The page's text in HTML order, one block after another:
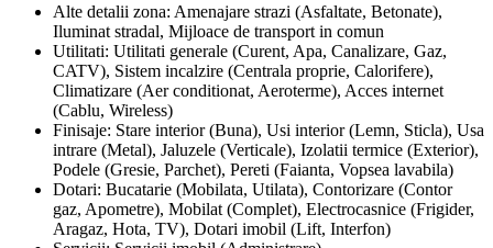
Alte detalii zona: Amenajare strazi (Asfaltate, Betonate),
Iluminat stradal, Mijloace de transport in comun
Utilitati: Utilitati generale (Curent, Apa, Canalizare, Gaz,
CATV), Sistem incalzire (Centrala proprie, Calorifere),
Climatizare (Aer conditionat, Aeroterme), Acces internet
(Cablu, Wireless)
Finisaje: Stare interior (Buna), Usi interior (Lemn, Sticla), Usa
intrare (Metal), Jaluzele (Verticale), Izolatii termice (Exterior),
Podele (Gresie, Parchet), Pereti (Faianta, Vopsea lavabila)
Dotari: Bucatarie (Mobilata, Utilata), Contorizare (Contor
gaz, Apometre), Mobilat (Complet), Electrocasnice (Frigider,
Aragaz, Hota, TV), Dotari imobil (Lift, Interfon)